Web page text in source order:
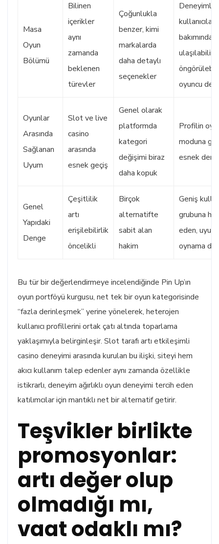
Masa
Oyun
Bölümü
Bilinen
içerikler
aynı
zamanda
beklenen
türevler
Çoğunlukla
benzer, kimi
markalarda
daha detaylı
seçenekler
Deneyimli
kullanıcılar
bakımından
ulaşılabilir
oyuncu
Oyunlar
Arasında
Sağlanan
Uyum
Slot ve live
casino
arasında
esnek geçiş
Genel olarak
platformda
kategori
değişimi biraz
daha kopuk
Profilin
moduna
esnek
Genel
Yapıdaki
Denge
Çeşitlilik
artı
erişilebilirlik
öncelikli
Birçok
alternatifte
sabit alan
hakim
Geniş
grubuna
eden,
oynama
Bu tür bir değerlendirmeye incelendiğinde Pin Up’ın
oyun portföyü kurgusu, net tek bir oyun kategorisinde
“fazla derinleşmek” yerine yönelerek, heterojen
kullanıcı profillerini ortak çatı altında toparlama
yaklaşımıyla belirginleşir. Slot tarafı artı etkileşimli
casino deneyimi arasında kurulan bu ilişki, siteyi hem
akıcı kullanım talep edenler aynı zamanda özellikle
istikrarlı, deneyim ağırlıklı oyun deneyimi tercih eden
katılımcılar için mantıklı net bir alternatif getirir.
Teşvikler birlikte
promosyonlar:
artı değer olup
olmadığı mı,
vaat odaklı mı?